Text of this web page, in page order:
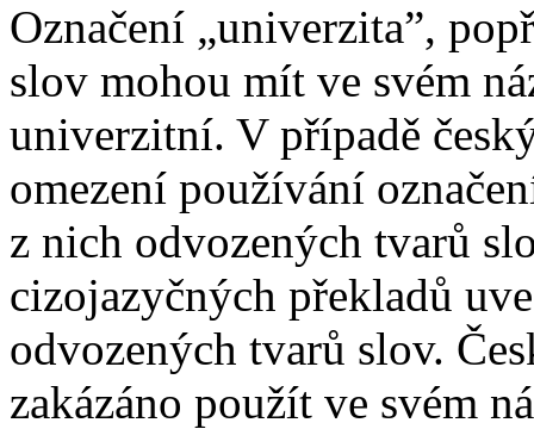
Označení „univerzita”,
slov mohou mít ve svém
univerzitní. V případě
omezení používání
z nich odvozených tvarů
cizojazyčných překladů
odvozených tvarů slov.
zakázáno použít ve svém